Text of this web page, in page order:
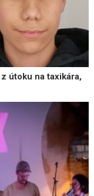
útoku na taxikára,